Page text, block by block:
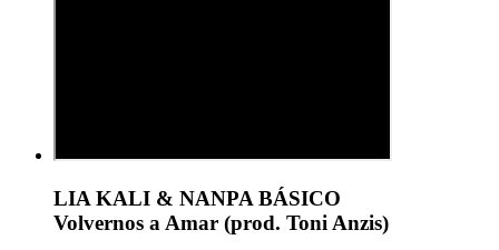
LIA KALI & NANPA BÁSICO
Volvernos a Amar (prod. Toni Anzis)